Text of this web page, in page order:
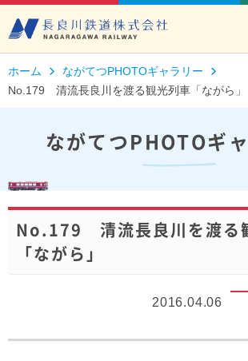
ホーム
ながてつPHOTOギャラリー
No.179 清流長良川を渡る観光列車「ながら」
ながてつPHOTOギ
No.179 清流長良川を渡る
「ながら」
2016.04.06